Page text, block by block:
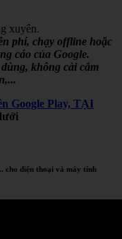
xuyên.
phí, chạy offline hoặc
cáo của Google.
không cài cắm
Google Play, TẠI
cho điện thoại và máy tính